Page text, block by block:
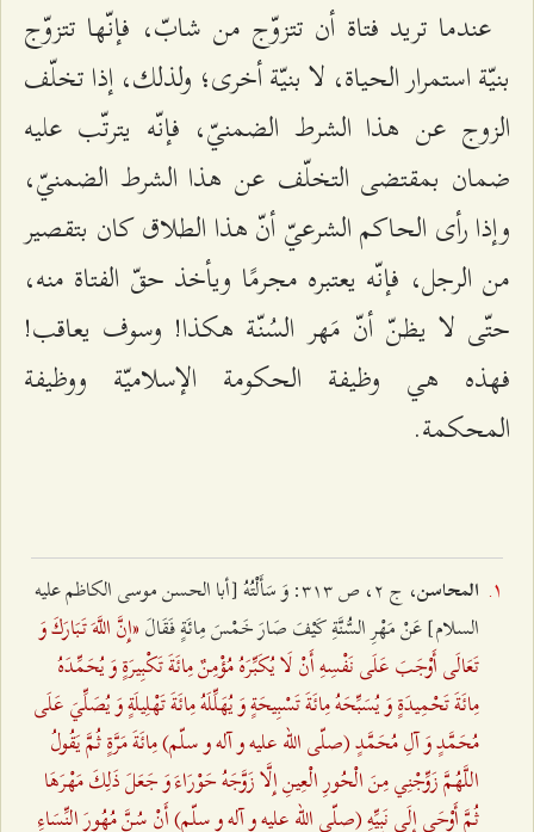
عندما تريد فتاة أن تتزوّج من شابّ، فإنّها تتزوّج
بنيّة استمرار الحياة، لا بنيّة أخرى؛ ولذلك، إذا تخلّف
الزوج عن هذا الشرط الضمنيّ، فإنّه يترتّب عليه
ضمان بمقتضى التخلّف عن هذا الشرط الضمنيّ،
وإذا رأى الحاكم الشرعيّ أنّ هذا الطلاق كان بتقصير
من الرجل، فإنّه يعتبره مجرمًا ويأخذ حقّ الفتاة منه،
حتّى لا يظنّ أنّ مَهر السُنّة هكذا! وسوف يعاقب!
فهذه هي وظيفة الحكومة الإسلاميّة ووظيفة
المحكمة.
المحاسن
، ج ٢، ص ٣١٣: وَ سَأَلْتُهُ [أبا الحسن موسى الكاظم عليه
السلام] عَنْ مَهْرِ السُّنَّةِ كَيْفَ صَارَ خَمْسَ مِائَةٍ فَقَالَ«إِنَّ اللَّهَ تَبَارَكَ وَ
تَعَالَى أَوْجَبَ عَلَى نَفْسِهِ أَنْ لَا يُكَبِّرَهُ مُؤْمِنٌ مِائَةَ تَكْبِيرَةٍ وَ يُحَمِّدَهُ
مِائَةَ تَحْمِيدَةٍ وَ يُسَبِّحَهُ مِائَةَ تَسْبِيحَةٍ وَ يُهَلِّلَهُ مِائَةَ تَهْلِيلَةٍ وَ يُصَلِّيَ عَلَى
مُحَمَّدٍ وَ آلِ مُحَمَّدٍ (صلّى الله عليه و آله و سلّم) مِائَةَ مَرَّةٍ ثُمَّ يَقُولُ
اللَّهُمَّ زَوِّجْنِي مِنَ الْحُورِ الْعِينِ إِلَّا زَوَّجَهُ حَوْرَاءَ وَ جَعَلَ ذَلِكَ مَهْرَهَا
ثُمَّ أَوْحَى إِلَى نَبِيِّهِ (صلّى الله عليه و آله و سلّم) أَنْ سُنَّ مُهُورَ النِّسَاءِ